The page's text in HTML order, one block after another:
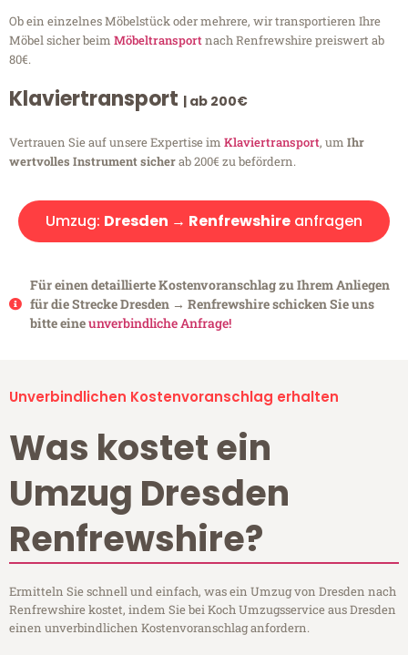
Ob ein einzelnes Möbelstück oder mehrere, wir transportieren Ihre
Möbel sicher beim Möbeltransportnach Renfrewshire preiswert ab
80€.
Klaviertransport | ab 200€
Vertrauen Sie auf unsere Expertise im Klaviertransport, um Ihr
wertvolles Instrument sicherab 200€ zu befördern.
Umzug: Dresden → Renfrewshire anfragen
Für einen detaillierte Kostenvoranschlag zu Ihrem Anliegen
für die Strecke Dresden → Renfrewshire schicken Sie uns
bitte eineunverbindliche Anfrage!
Unverbindlichen Kostenvoranschlag erhalten
Was kostet ein
Umzug Dresden
Renfrewshire?
Ermitteln Sie schnell und einfach, was ein Umzug von Dresden nach
Renfrewshire kostet, indem Sie bei Koch Umzugsservice aus Dresden
einen unverbindlichen Kostenvoranschlag anfordern.